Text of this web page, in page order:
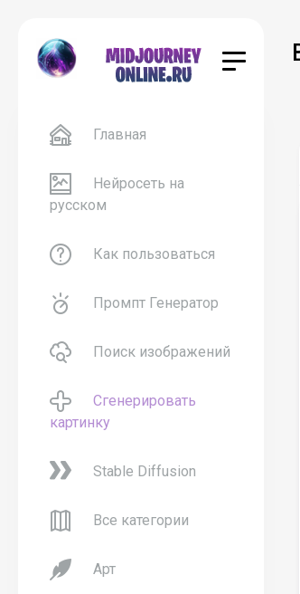
Главная
Нейросеть на
русском
Как пользоваться
Промпт Генератор
Поиск изображений
Сгенерировать
картинку
Stable Diffusion
Все категории
Арт